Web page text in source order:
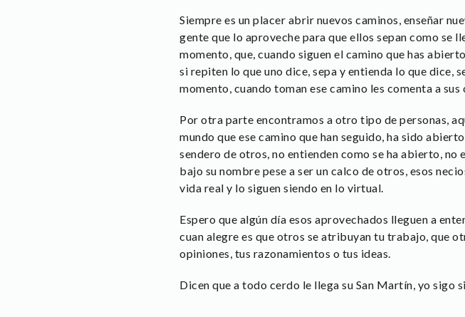
Siempre es un placer abrir nuevos caminos, enseñar
gente que lo aproveche para que ellos sepan como se
momento, que, cuando siguen el camino que has
si repiten lo que uno dice, sepa y entienda lo que dice,
momento, cuando toman ese camino les comenta a
Por otra parte encontramos a otro tipo de personas,
mundo que ese camino que han seguido, ha sido
sendero de otros, no entienden como se ha abierto,
bajo su nombre pese a ser un calco de otros, esos
vida real y lo siguen siendo en lo virtual.
Espero que algún día esos aprovechados lleguen a
cuan alegre es que otros se atribuyan tu trabajo, que
opiniones, tus razonamientos o tus ideas.
Dicen que a todo cerdo le llega su San Martín, yo sigo